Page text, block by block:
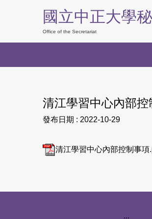
要
容
國立中正大學
Office of the Secretariat
清江學習中心內部控
發布日期 : 2022-10-29
清江學習中心內部控制事項